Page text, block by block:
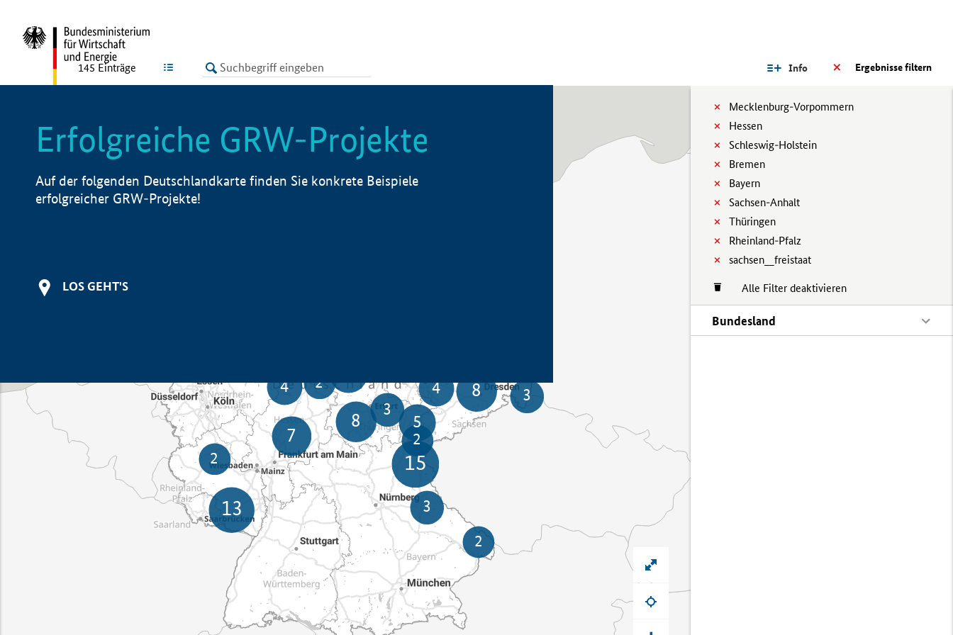
LISTE Ergebnisse filtern
Info
Mecklenburg-Vorpommern
Hessen
Schleswig-Holstein
Bremen
Bayern
Sachsen-Anhalt
Thüringen
Rheinland-Pfalz
sachsen__freistaat
Alle Filter deaktivieren
Bundesland
145 Einträge
Erfolgreiche GRW-Projekte
Auf der folgenden Deutschlandkarte finden Sie konkrete Beispiele
erfolgreicher GRW-Projekte!
LOS GEHT'S